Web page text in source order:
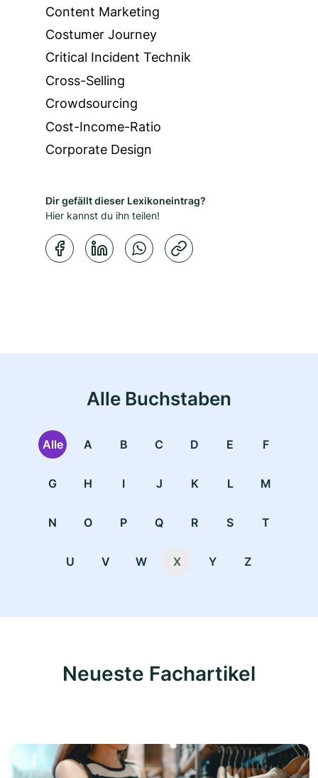
Content Marketing
Costumer Journey
Critical Incident Technik
Cross-Selling
Crowdsourcing
Cost-Income-Ratio
Corporate Design
Dir gefällt dieser Lexikoneintrag?
Hier kannst du ihn teilen!
Alle Buchstaben
Alle A B C D E F
G H I J K L M
N O P Q R S T
U V W X Y Z
Neueste Fachartikel